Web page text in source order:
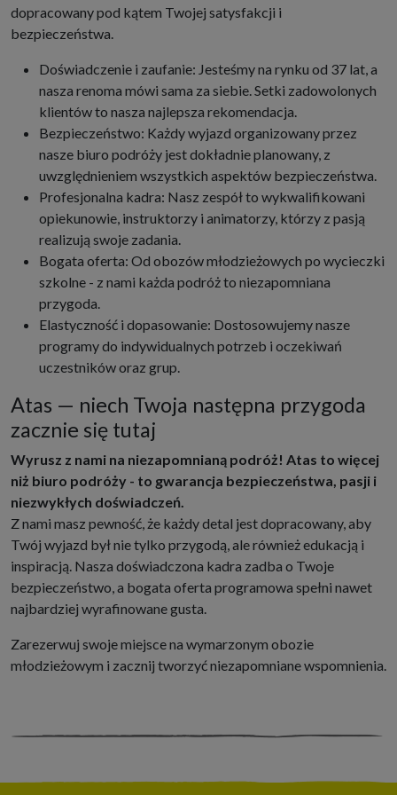
dopracowany pod kątem Twojej satysfakcji i
bezpieczeństwa.
Doświadczenie i zaufanie: Jesteśmy na rynku od 37 lat, a
nasza renoma mówi sama za siebie. Setki zadowolonych
klientów to nasza najlepsza rekomendacja.
Bezpieczeństwo: Każdy wyjazd organizowany przez
nasze biuro podróży jest dokładnie planowany, z
uwzględnieniem wszystkich aspektów bezpieczeństwa.
Profesjonalna kadra: Nasz zespół to wykwalifikowani
opiekunowie, instruktorzy i animatorzy, którzy z pasją
realizują swoje zadania.
Bogata oferta: Od obozów młodzieżowych po wycieczki
szkolne - z nami każda podróż to niezapomniana
przygoda.
Elastyczność i dopasowanie: Dostosowujemy nasze
programy do indywidualnych potrzeb i oczekiwań
uczestników oraz grup.
Atas — niech Twoja następna przygoda
zacznie się tutaj
Wyrusz z nami na niezapomnianą podróż! Atas to więcej
niż biuro podróży - to gwarancja bezpieczeństwa, pasji i
niezwykłych doświadczeń.
Z nami masz pewność, że każdy detal jest dopracowany, aby
Twój wyjazd był nie tylko przygodą, ale również edukacją i
inspiracją. Nasza doświadczona kadra zadba o Twoje
bezpieczeństwo, a bogata oferta programowa spełni nawet
najbardziej wyrafinowane gusta.
Zarezerwuj swoje miejsce na wymarzonym obozie
młodzieżowym i zacznij tworzyć niezapomniane wspomnienia.